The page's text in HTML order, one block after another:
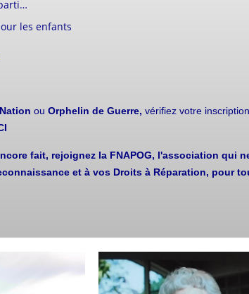
les enfants
ou Orphelin de Guerre, vérifiez votre
fait, rejoignez la FNAPOG, l'association qui
et à vos Droits à Réparation, pour